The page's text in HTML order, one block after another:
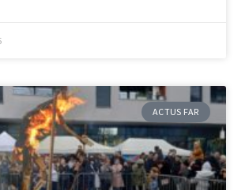
ACTUS FAR